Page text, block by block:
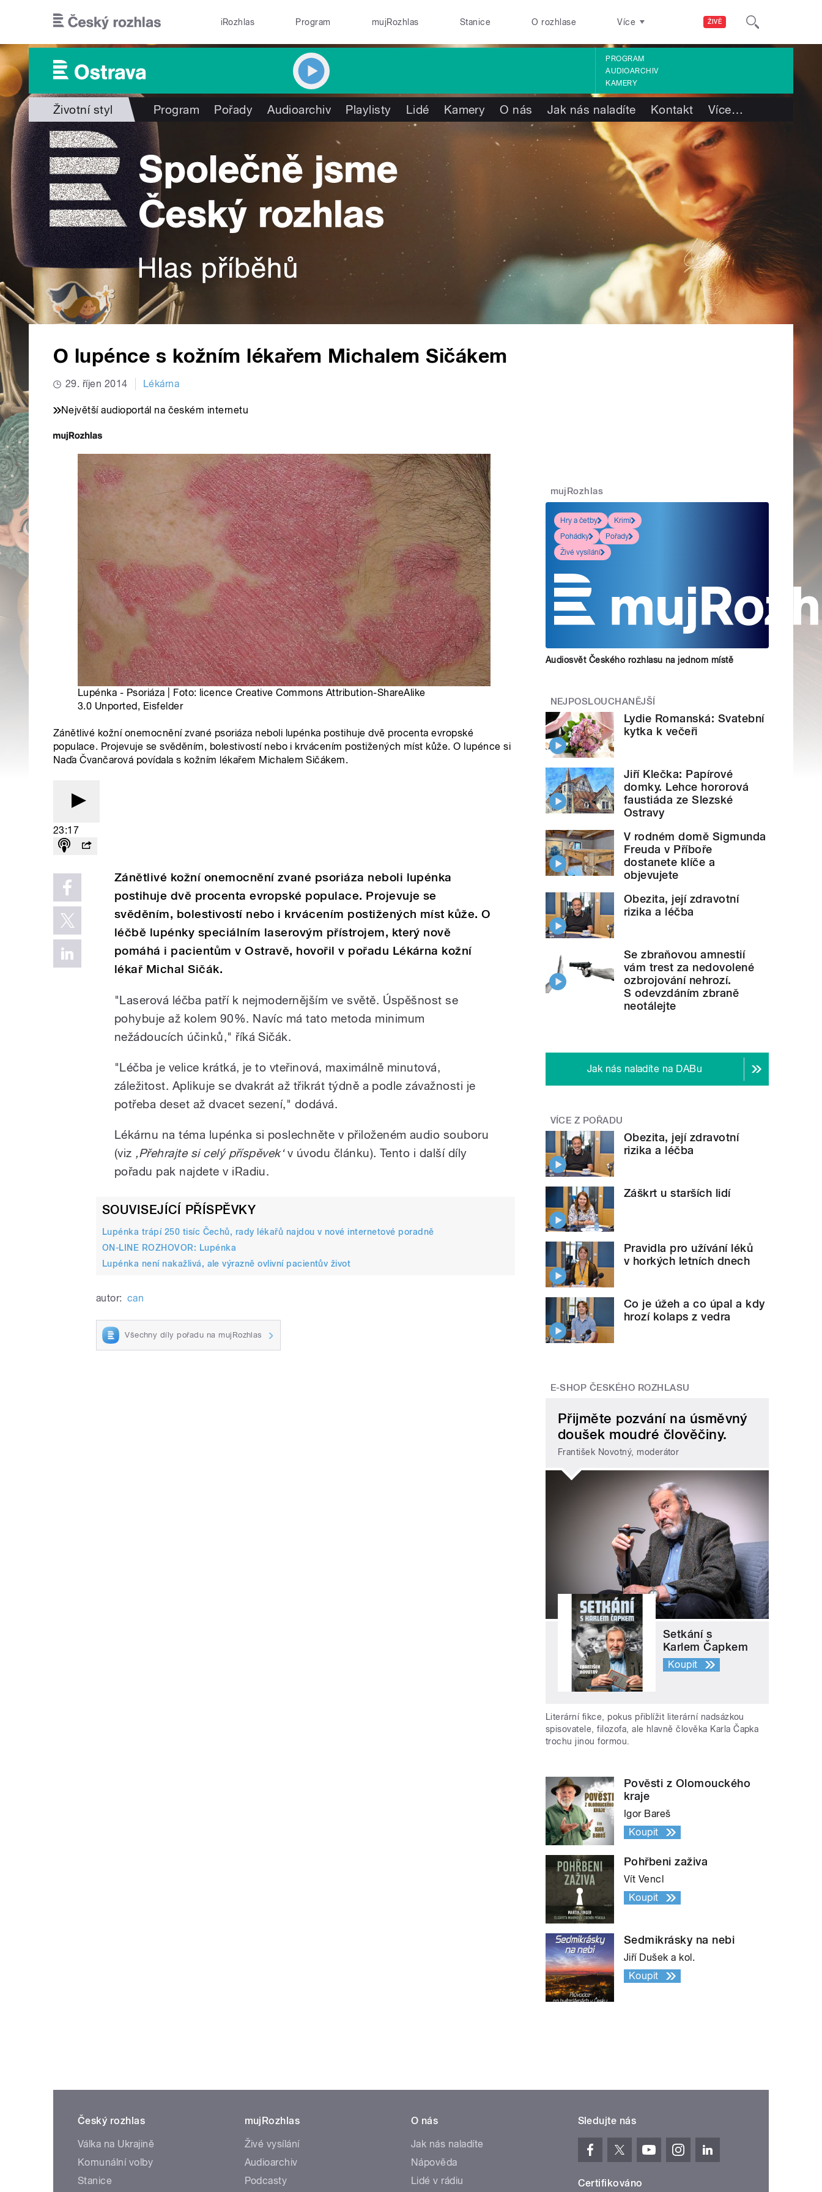
ŽIVĚ
iRozhlas Program mujRozhlas Stanice O rozhlase Více
PROGRAM
AUDIOARCHIV
KAMERY
Životní styl Program Pořady Audioarchiv Playlisty Lidé Kamery O nás Jak nás naladíte Kontakt Více…
O lupénce s kožním lékařem Michalem Sičákem
29. říjen 2014 Lékárna
Největší audioportál na českém internetu
Lupénka - Psoriáza | Foto: licence Creative Commons Attribution-ShareAlike
3.0 Unported, Eisfelder
Zánětlivé kožní onemocnění zvané psoriáza neboli lupénka postihuje dvě procenta evropské
populace. Projevuje se svěděním, bolestivostí nebo i krvácením postižených míst kůže. O lupénce si
Naďa Čvančarová povídala s kožním lékařem Michalem Sičákem.
23:17
Zánětlivé kožní onemocnění zvané psoriáza neboli lupénka
postihuje dvě procenta evropské populace. Projevuje se
svěděním, bolestivostí nebo i krvácením postižených míst kůže. O
léčbě lupénky speciálním laserovým přístrojem, který nově
pomáhá i pacientům v Ostravě, hovořil v pořadu Lékárna kožní
lékař Michal Sičák.
"Laserová léčba patří k nejmodernějším ve světě. Úspěšnost se
pohybuje až kolem 90%. Navíc má tato metoda minimum
nežádoucích účinků," říká Sičák.
"Léčba je velice krátká, je to vteřinová, maximálně minutová,
záležitost. Aplikuje se dvakrát až třikrát týdně a podle závažnosti je
potřeba deset až dvacet sezení," dodává.
Lékárnu na téma lupénka si poslechněte v přiloženém audio souboru
(viz ‚Přehrajte si celý příspěvek‘v úvodu článku). Tento i další díly
pořadu pak najdete v iRadiu.
SOUVISEJÍCÍ PŘÍSPĚVKY
Lupénka trápí 250 tisíc Čechů, rady lékařů najdou v nové internetové poradně
ON-LINE ROZHOVOR: Lupénka
Lupénka není nakažlivá, ale výrazně ovlivní pacientův život
autor: can
Všechny díly pořadu na mujRozhlas
mujRozhlas
Hry a četby
Krimi
Pohádky
Pořady
Živé vysílání
Audiosvět Českého rozhlasu na jednom místě
NEJPOSLOUCHANĚJŠÍ
Lydie Romanská: Svatební
kytka k večeři
Jiří Klečka: Papírové
domky. Lehce hororová
faustiáda ze Slezské
Ostravy
V rodném domě Sigmunda
Freuda v Příboře
dostanete klíče a
objevujete
Obezita, její zdravotní
rizika a léčba
Se zbraňovou amnestií
vám trest za nedovolené
ozbrojování nehrozí.
S odevzdáním zbraně
neotálejte
Jak nás naladíte na DABu
VÍCE Z POŘADU
Obezita, její zdravotní
rizika a léčba
Záškrt u starších lidí
Pravidla pro užívání léků
v horkých letních dnech
Co je úžeh a co úpal a kdy
hrozí kolaps z vedra
E-SHOP ČESKÉHO ROZHLASU
Přijměte pozvání na úsměvný
doušek moudré člověčiny.
František Novotný, moderátor
Setkání s
Karlem Čapkem
Koupit
Literární fikce, pokus přiblížit literární nadsázkou
spisovatele, filozofa, ale hlavně člověka Karla Čapka
trochu jinou formou.
Pověsti z Olomouckého
kraje
Igor Bareš
Koupit
Pohřbeni zaživa
Vít Vencl
Koupit
Sedmikrásky na nebi
Jiří Dušek a kol.
Koupit
Český rozhlas
Válka na Ukrajině
Komunální volby
Stanice
mujRozhlas
Živé vysílání
Audioarchiv
Podcasty
O nás
Jak nás naladíte
Nápověda
Lidé v rádiu
Sledujte nás
Certifikováno